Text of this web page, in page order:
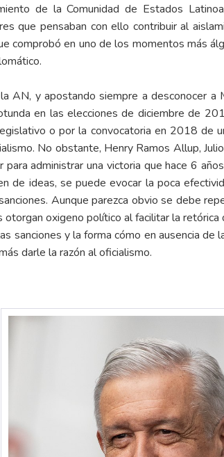
de la Comunidad de Estados
que pensaban con ello contribuir al
comprobó en uno de los momentos más
AN, y apostando siempre a desconocer a
en las elecciones de diciembre de
o por la convocatoria en 2018 de
No obstante, Henry Ramos Allup,
administrar una victoria que hace 6
de ideas, se puede evocar la poca
Aunque parezca obvio se debe
oxigeno político al facilitar la
sanciones y la forma cómo en ausencia de
darle la razón al oficialismo.